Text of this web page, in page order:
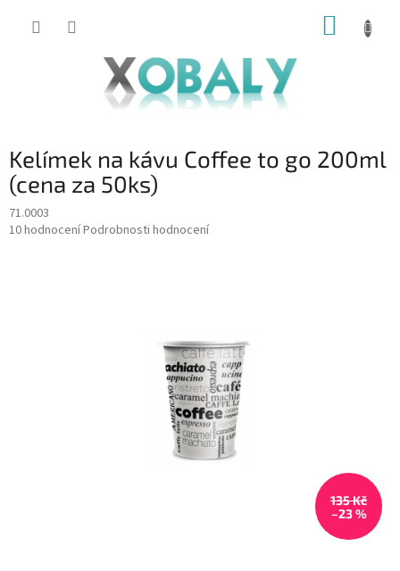
KOŠÍK
Kelímek na kávu Coffee to go 200ml
(cena za 50ks)
71.0003
Průměrné
10 hodnoceníPodrobnosti hodnocení
135 Kč
–23 %